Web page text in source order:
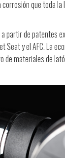
que toda la
partir de patentes
Seat y el AFC. La
de materiales de